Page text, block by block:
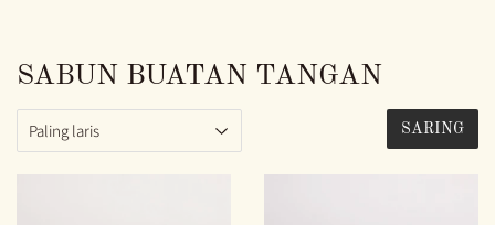
SABUN BUATAN TANGAN
SARING